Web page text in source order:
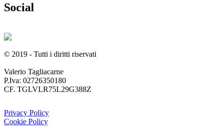
Social
© 2019 - Tutti i diritti riservati
Valerio Tagliacarne
P.Iva: 02726350180
CF. TGLVLR75L29G388Z
Privacy Policy
Cookie Policy